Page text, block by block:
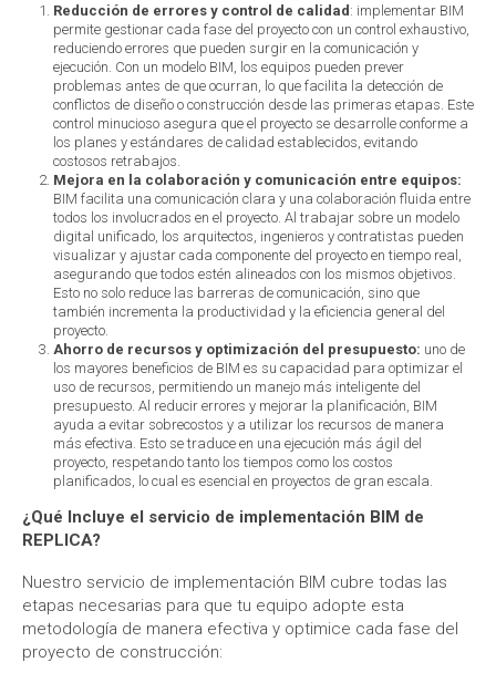
Reducción de errores y control de calidad : implementar BIM
permite gestionar cada fase del proyecto con un control exhaustivo,
reduciendo errores que pueden surgir en la comunicación y
ejecución. Con un modelo BIM, los equipos pueden prever
problemas antes de que ocurran, lo que facilita la detección de
conflictos de diseño o construcción desde las primeras etapas. Este
control minucioso asegura que el proyecto se desarrolle conforme a
los planes y estándares de calidad establecidos, evitando
costosos retrabajos.
Mejora en la colaboración y comunicación entre equipos:
BIM facilita una comunicación clara y una colaboración fluida entre
todos los involucrados en el proyecto. Al trabajar sobre un modelo
digital unificado, los arquitectos, ingenieros y contratistas pueden
visualizar y ajustar cada componente del proyecto en tiempo real,
asegurando que todos estén alineados con los mismos objetivos.
Esto no solo reduce las barreras de comunicación, sino que
también incrementa la productividad y la eficiencia general del
proyecto.
Ahorro de recursos y optimización del presupuesto: uno de
los mayores beneficios de BIM es su capacidad para optimizar el
uso de recursos, permitiendo un manejo más inteligente del
presupuesto. Al reducir errores y mejorar la planificación, BIM
ayuda a evitar sobrecostos y a utilizar los recursos de manera
más efectiva. Esto se traduce en una ejecución más ágil del
proyecto, respetando tanto los tiempos como los costos
planificados, lo cual es esencial en proyectos de gran escala.
¿Qué Incluye el servicio de implementación BIM de
REPLICA?
Nuestro servicio de implementación BIM cubre todas las
etapas necesarias para que tu equipo adopte esta
metodología de manera efectiva y optimice cada fase del
proyecto de construcción: